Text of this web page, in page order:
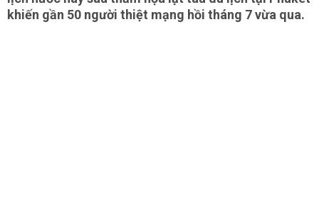
khiến gần 50 người thiệt mạng hồi tháng 7 vừa qua.